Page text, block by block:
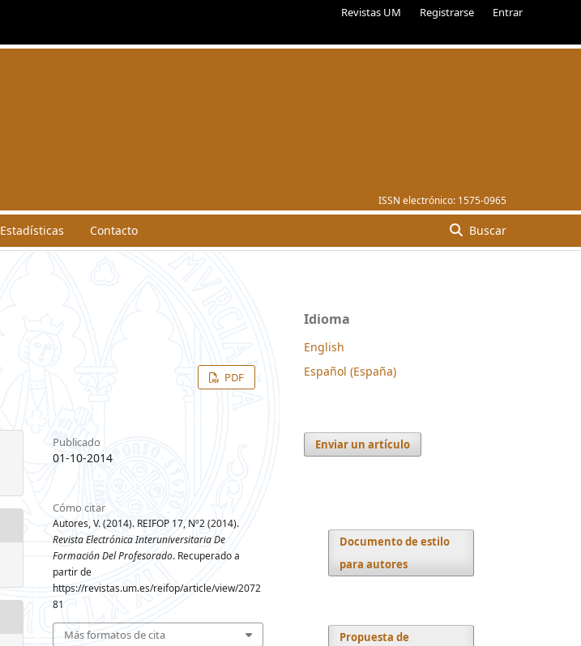
Revistas UM Registrarse Entrar
ISSN electrónico: 1575-0965
Estadísticas Contacto Buscar
PDF
Publicado
01-10-2014
Cómo citar
Autores, V. (2014). REIFOP 17, Nº2 (2014).
Revista Electrónica Interuniversitaria De
Formación Del Profesorado. Recuperado a
partir de
https://revistas.um.es/reifop/article/view/2072
81
Más formatos de cita
Idioma
English
Español (España)
Enviar un artículo
Documento de estilo
para autores
Propuesta de